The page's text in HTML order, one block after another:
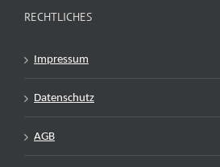
RECHTLICHES
Impressum
Datenschutz
AGB